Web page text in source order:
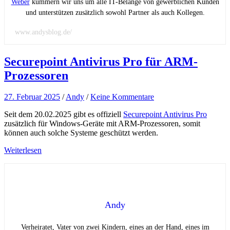
Weberkümmern wir uns um alle IT-Belange von gewerblichen Kunden
und unterstützen zusätzlich sowohl Partner als auch Kollegen.
www.andysblog.de/
Securepoint Antivirus Pro für ARM-
Prozessoren
27. Februar 2025 /Andy /Keine Kommentare
Seit dem 20.02.2025 gibt es offiziell Securepoint Antivirus Pro
zusätzlich für Windows-Geräte mit ARM-Prozessoren, somit
können auch solche Systeme geschützt werden.
Weiterlesen
Andy
Verheiratet, Vater von zwei Kindern, eines an der Hand, eines im